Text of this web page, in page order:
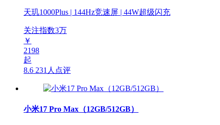
天玑1000Plus | 144Hz竞速屏 | 44W超级闪充
关注指数3万
￥
2198
起
8.6 231人点评
小米17 Pro Max（12GB/512GB）